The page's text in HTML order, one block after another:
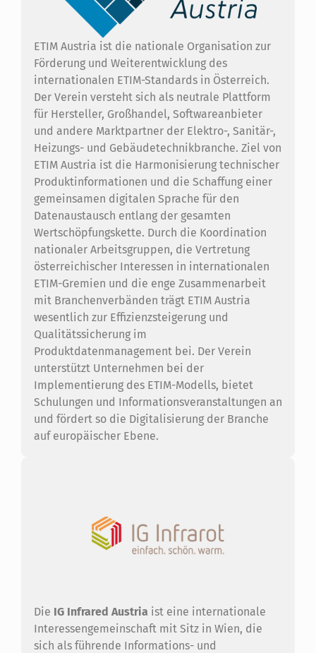
ETIM Austria ist die nationale Organisation zur
Förderung und Weiterentwicklung des
internationalen ETIM-Standards in Österreich.
Der Verein versteht sich als neutrale Plattform
für Hersteller, Großhandel, Softwareanbieter
und andere Marktpartner der Elektro-, Sanitär-,
Heizungs- und Gebäudetechnikbranche. Ziel von
ETIM Austria ist die Harmonisierung technischer
Produktinformationen und die Schaffung einer
gemeinsamen digitalen Sprache für den
Datenaustausch entlang der gesamten
Wertschöpfungskette. Durch die Koordination
nationaler Arbeitsgruppen, die Vertretung
österreichischer Interessen in internationalen
ETIM-Gremien und die enge Zusammenarbeit
mit Branchenverbänden trägt ETIM Austria
wesentlich zur Effizienzsteigerung und
Qualitätssicherung im
Produktdatenmanagement bei. Der Verein
unterstützt Unternehmen bei der
Implementierung des ETIM-Modells, bietet
Schulungen und Informationsveranstaltungen an
und fördert so die Digitalisierung der Branche
auf europäischer Ebene.
Die IG Infrared Austria ist eine internationale
Interessengemeinschaft mit Sitz in Wien, die
sich als führende Informations- und